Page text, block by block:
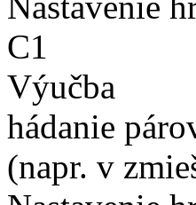
C1
Výučba
hádanie
(napr. v